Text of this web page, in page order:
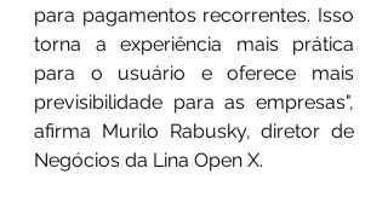
para pagamentos recorrentes. Isso
torna a experiência mais prática
para o usuário e oferece mais
previsibilidade para as empresas",
afirma Murilo Rabusky, diretor de
Negócios da Lina Open X.